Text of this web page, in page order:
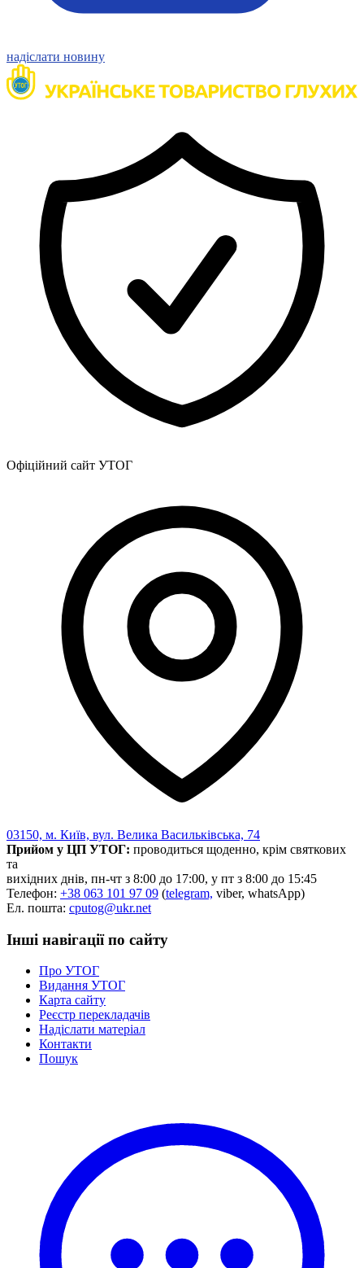
Харківська область
Чернівецька область
питань укладення договорів
Вивчаємо жестову мову
Дитяча сторінка
Новини про жестову мову
Ресурс для вивчення жестових мов різних країн
Проєкт "Жестова мова для поліцейських"
ВІКТОРИНА
На допомогу військовим
Медична термінологія жестовою мовою
Статут УТОГ
Нормативна база УТОГ
Конвенція ООН
Законодавство
Міжнародні документи
надіслати новину
Офіційний сайт УТОГ
03150, м. Київ, вул. Велика Васильківська, 74
Прийом у ЦП УТОГ: проводиться щоденно, крім святкових
та
вихідних днів, пн-чт з 8:00 до 17:00, у пт з 8:00 до 15:45
Телефон: +38 063 101 97 09 (telegram, viber, whatsApp)
Ел. пошта: cputog@ukr.net
Інші навігації по сайту
Про УТОГ
Видання УТОГ
Карта сайту
Реєстр перекладачів
Надіслати матеріал
Контакти
Пошук